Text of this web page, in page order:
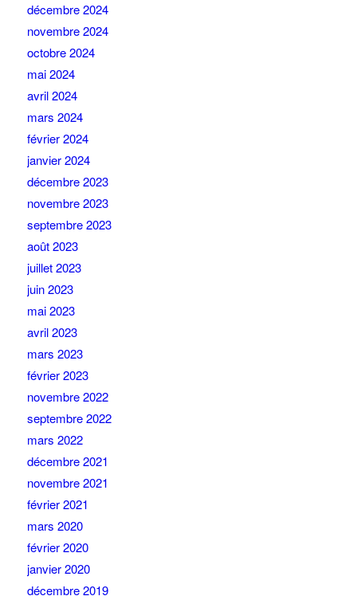
décembre 2024
novembre 2024
octobre 2024
mai 2024
avril 2024
mars 2024
février 2024
janvier 2024
décembre 2023
novembre 2023
septembre 2023
août 2023
juillet 2023
juin 2023
mai 2023
avril 2023
mars 2023
février 2023
novembre 2022
septembre 2022
mars 2022
décembre 2021
novembre 2021
février 2021
mars 2020
février 2020
janvier 2020
décembre 2019